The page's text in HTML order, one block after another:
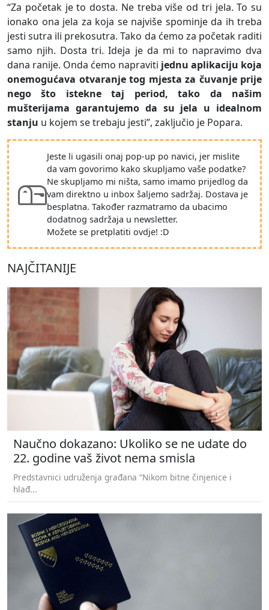
“Za početak je to dosta. Ne treba više od tri jela. To su
ionako ona jela za koja se najviše spominje da ih treba
jesti sutra ili prekosutra. Tako da ćemo za početak raditi
samo njih. Dosta tri. Ideja je da mi to napravimo dva
dana ranije. Onda ćemo napraviti jednu aplikaciju koja
onemogućava otvaranje tog mjesta za čuvanje prije
nego što istekne taj period, tako da našim
mušterijama garantujemo da su jela u idealnom
stanju u kojem se trebaju jesti”, zaključio je Popara.
Jeste li ugasili onaj pop-up po navici, jer mislite
da vam govorimo kako skupljamo vaše podatke?
Ne skupljamo mi ništa, samo imamo prijedlog da
vam direktno u inbox šaljemo sadržaj. Dostava je
besplatna. Također razmatramo da ubacimo
dodatnog sadržaja u newsletter.
Možete se pretplatiti ovdje! :D
NAJČITANIJE
Naučno dokazano: Ukoliko se ne udate do
22. godine vaš život nema smisla
Predstavnici udruženja građana “Nikom bitne činjenice i
hlađ...